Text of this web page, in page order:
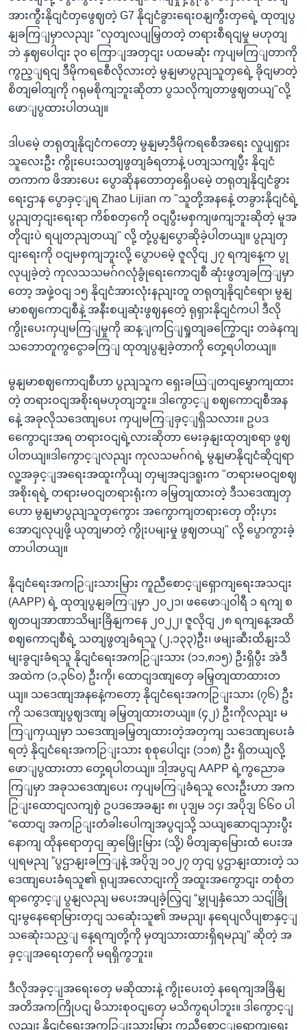
အားကွီးနိုငျငံတှဖွေဈတဲ့ G7 နိုငျငံခွားရေးဝနျကွီးတှရေဲ့ ထုတျပွ
နျခကြျမှာလညျး "လှတျလပျမြှတတဲ့ တရားစီရငျမှု မဟုတျ
ဘဲ နှဈပေါငျး ၃၀ ကြောျအတှငျး ပထမဆုံး ကှပျမကြျတာကို
ကွည့ျရငျ ဒီမိုကရစေီလိုလားတဲ့ မွနျမာပွညျသူတှရေဲ့ ခိုငျမာတဲ့
စိတျဓါတျကို ဂရုမစိုကျဘူးဆိုတာ ပွသလိုကျတာဖွဈတယျ"လို့
ဖောျပွထားပါတယျ။
ဒါပမေဲ့ တရုတျနိုငျငံကတော့ မွနျမာ့ဒီမိုကရစေီအရေး လှုပျရှား
သူလေးဦး ကွိုးပေးသတျဖွတျခံရတာနဲ့ ပတျသကျပွီး နိုငျငံ
တကာက ဖိအားပေး ပွောဆိုနတောတှရှေိပမေဲ့ တရုတျနိုငျငံခွား
ရေးဌာန ပွောခှင့ျရ Zhao Lijian က "သူတို့အနနေဲ့ တခွားနိုငျငံရဲ့
ပွညျတှငျးရေးရာ ကိစ်စတှကေို ဝငျပွီးမစှကျဖကျဘူးဆိုတဲ့ မူအ
တိုငျးပဲ ရပျတညျတယျ" လို့ တုံ့ပွနျပွောဆိုခဲ့ပါတယျ။ ပွညျတှ
ငျးရေးကို ဝငျမစှကျဘူးလို့ ပွောပမေဲ့ ဇူလိုငျ ၂၇ ရကျနေ့က ပွု
လုပျခဲ့တဲ့ ကုလသသမဂ်ဂလုံခွုံရေးကောငျစီ ဆုံးဖွတျခကြျမှာ
တော့ အဖှဲ့ဝငျ ၁၅ နိုငျငံအားလုံးနညျးတူ တရုတျနိုငျငံရော၊ မွနျ
မာစဈကောငျစီနဲ့ အနီးစပျဆုံးဖွဈနတေဲ့ ရုရှားနိုငျငံကပါ ဒီလို
ကွိုးပေးကှပျမကြျမှုကို ဆန့ျကငြျရှုတျခကြွောငျး တခဲနကျ
သဘောတူကွငွောခကြျ ထုတျပွနျခဲ့တာကို တှေ့ရပါတယျ။
မွနျမာစဈကောငျစီဟာ ပွညျသူက ရှေးခယြျတငျမွှောကျထား
တဲ့ တရားဝငျအစိုးရမဟုတျဘူး။ ဒါကွောင့ျ စဈကောငျစီအန
နေဲ့ အခုလိုသဒေဏျပေး ကှပျမကြျခှင့ျရှိသလား။ ဥပဒ
ကွေောငျးအရ တရားဝငျရဲ့လားဆိုတာ မေးခှနျးထုတျစရာ ဖွဈ
ပါတယျ။ဒါကွောင့ျလညျး ကုလသမဂ်ဂရဲ့ မွနျမာနိုငျငံဆိုငျရာ
လူ့အခှင့ျအရေးအထူးကိုယျ တှမျအငျဒရူးက "တရားမဝငျစဈ
အစိုးရရဲ့ တရားမဝငျတရားရုံးက ခမြှတျထားတဲ့ ဒီသဒေဏျတှ
ဟော မွနျမာပွညျသူတှကွေား အကွောကျတရားတှေ တိုးပှား
အောငျလုပျဖို့ ယုတျမာတဲ့ ကွိုးပမျးမှု ဖွဈတယျ" လို့ ပွောကွားခဲ့
တာပါတယျ။
နိုငျငံရေးအကဉြျးသားမြား ကူညီစောင့ျရှောကျရေးအသငျး
(AAPP) ရဲ့ ထုတျပွနျခကြျမှာ ၂၀၂၁၊ ဖဖေောျဝါရီ ၁ ရကျ စ
ဈတပျအာဏာသိမျးခြိနျကနေ ၂၀၂၂၊ ဇူလိုငျ ၂၈ ရကျနေ့အထိ
စဈကောငျစီရဲ့ သတျဖွတျခံရသူ (၂,၁၃၃)ဦး၊ ဖမျးဆီးထိနျးသိ
မျးခွငျးခံရသူ နိုငျငံရေးအကဉြျးသား (၁၁,၈၁၅) ဦးရှိပွီး အဲဒီ
အထဲက (၁,၃၆၀) ဦးကို၊ ထောငျဒဏျတှေ ခမြှတျထာထားတ
ယျ။ သဒေဏျအနနေဲ့ကတော့ နိုငျငံရေးအကဉြျးသား (၇၆) ဦး
ကို သဒေဏျပွဈဒဏျ ခမြှတျထားတယျ။ (၄၂) ဦးကိုလညျး မ
ကြျကှယျမှာ သဒေဏျခမြှတျထားတဲ့အတှကျ သဒေဏျပေးခံ
ရတဲ့ နိုငျငံရေးအကဉြျးသား စုစုပေါငျး (၁၁၈) ဦး ရှိတယျလို့
ဖောျပွထားတာ တှေ့ရပါတယျ။ ဒါ့အပွငျ AAPP ရဲ့ကွညောခ
ကြျမှာ အခုသဒေဏျပေး ကှပျမကြျခံရသူ လေးဦးဟာ အက
ဉြျးထောငျလကျစှဲ ဥပဒအေခနျး ၈၊ ပုဒျမ ၁၄၊ အပိုဒျ ၆၆၀ ပါ
“ထောငျ အကဉြျးတံခါးပေါကျအပွငျသို့ သယျဆောငျသှားပွီး
နောကျ ထိုနရောတှငျ ဆှမြေိုးမြား (သို့) မိတျဆှမြေားထံ ပေးအ
ပျရမညျ ”ပွဌာနျးခကြျနဲ့ အပိုဒျ ၁၀၂၇ တှငျ ပွဌာနျးထားတဲ့ သ
ဒေဏျပေးခံရသူ၏ ရုပျအလောငျးကို အထူးအကွောငျး တစုံတ
ရာကွောင့ျ ပွနျလညျ မပေးအပျခဲ့လြှငျ “မွှုပျနှံသော သငျ်ခြို
ငျးမွနေရောမြားတှငျ သဆေုံးသူ၏ အမညျ၊ နရေပျလိပျစာနှင့ျ
သဆေုံးသည့ျ နေ့ရကျတို့ကို မှတျသားထားရှိရမညျ” ဆိုတဲ့ အ
ခှင့ျအရေးတှကေို မရရှိကွဘူး။
ဒီလိုအခှင့ျအရေးတှေ မဆိုထားနဲ့ ကွိုးပေးတဲ့ နရေကျအခြိနျ
အတိအကကြိုပငျ မိသားစုဝငျတှေ မသိကွရပါဘူး။ ဒါကွောင့ျ
လညျး နိုငျငံရေးအကဉြျးသားမြား ကူညီစောင့ျရှောကျရေး